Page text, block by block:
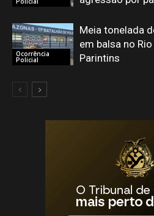
Ocorrência
Policial
Meia tonelada
em balsa no
Parintins